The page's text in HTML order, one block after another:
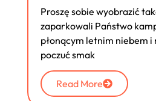
Proszę sobie wyobrazić
zaparkowali Państwo
płonącym letnim niebem i
poczuć smak
Read More